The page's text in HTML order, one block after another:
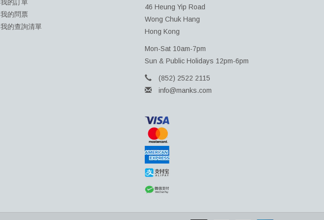
我的訂單
我的問票
我的查詢清單
46 Heung Yip Road
Wong Chuk Hang
Hong Kong
Mon-Sat 10am-7pm
Sun & Public Holidays 12pm-6pm
(852) 2522 2115
info@manks.com